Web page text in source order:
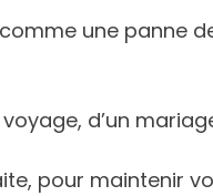
une panne
voyage, d’un
pour maintenir